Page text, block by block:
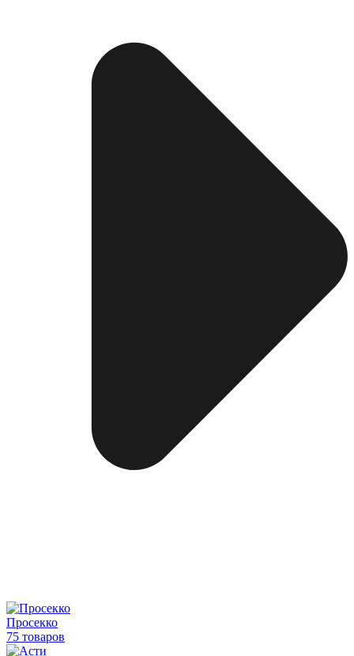
Просекко
75 товаров